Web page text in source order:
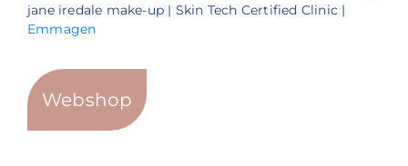
jane iredale make-up | Skin Tech Certified Clinic |
Emmagen
Webshop